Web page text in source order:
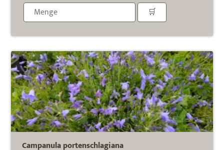
Campanula portenschlagiana